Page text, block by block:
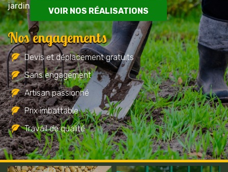
jardin
VOIR NOS RÉALISATIONS
Nos engagements
Devis et déplacement gratuits
Sans engagement
Artisan passionné
Prix imbattable
Travail de qualité